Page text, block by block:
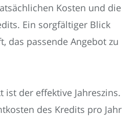
Kosten und die
Ein sorgfältiger Blick
das passende Angebot zu
ist der effektive Jahreszins.
des Kredits pro Jahr